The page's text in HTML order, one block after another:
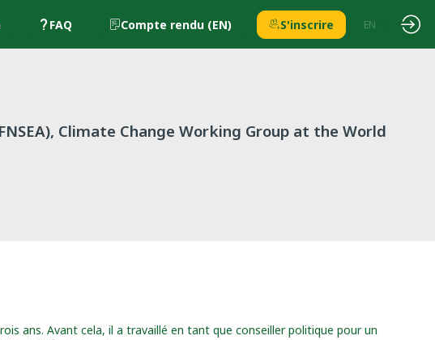
FAQ Compte rendu (EN) S'inscrire EN
Climate Change Working Group at the World
ans. Avant cela, il a travaillé en tant que conseiller politique pour un